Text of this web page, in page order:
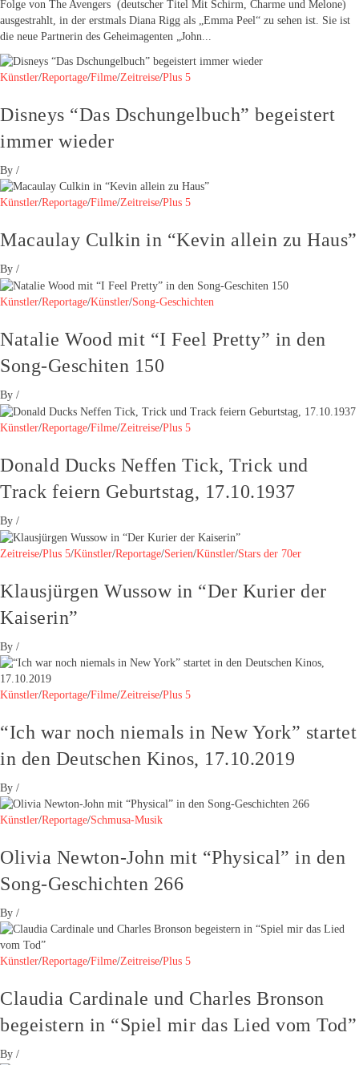
Folge von The Avengers (deutscher Titel Mit Schirm, Charme und Melone)
ausgestrahlt, in der erstmals Diana Rigg als „Emma Peel“ zu sehen ist. Sie ist
die neue Partnerin des Geheimagenten „John...
Künstler/Reportage/Filme/Zeitreise/Plus 5
Disneys “Das Dschungelbuch” begeistert
immer wieder
By /
Künstler/Reportage/Filme/Zeitreise/Plus 5
Macaulay Culkin in “Kevin allein zu Haus”
By /
Künstler/Reportage/Künstler/Song-Geschichten
Natalie Wood mit “I Feel Pretty” in den
Song-Geschiten 150
By /
Künstler/Reportage/Filme/Zeitreise/Plus 5
Donald Ducks Neffen Tick, Trick und
Track feiern Geburtstag, 17.10.1937
By /
Zeitreise/Plus 5/Künstler/Reportage/Serien/Künstler/Stars der 70er
Klausjürgen Wussow in “Der Kurier der
Kaiserin”
By /
Künstler/Reportage/Filme/Zeitreise/Plus 5
“Ich war noch niemals in New York” startet
in den Deutschen Kinos, 17.10.2019
By /
Künstler/Reportage/Schmusa-Musik
Olivia Newton-John mit “Physical” in den
Song-Geschichten 266
By /
Künstler/Reportage/Filme/Zeitreise/Plus 5
Claudia Cardinale und Charles Bronson
begeistern in “Spiel mir das Lied vom Tod”
By /